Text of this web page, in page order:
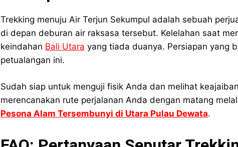
Trekking menuju Air Terjun Sekumpul adalah sebuah
di depan deburan air raksasa tersebut. Kelelahan saat
keindahan Bali Utara yang tiada duanya. Persiapan yang
petualangan ini.
Sudah siap untuk menguji fisik Anda dan melihat
merencanakan rute perjalanan Anda dengan matang
Pesona Alam Tersembunyi di Utara Pulau Dewata.